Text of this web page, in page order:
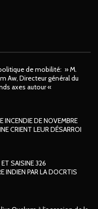
de mobilité: » M.
Aw, Directeur général du
axes autour «
INCENDIE DE NOVEMBRE
CRIENT LEUR DÉSARROI
SAISINE 326
INDIEN PAR LA DOCRTIS